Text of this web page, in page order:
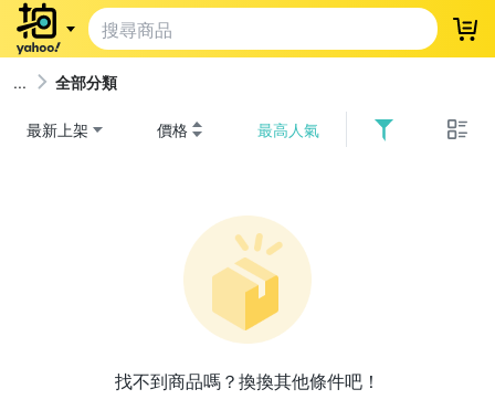
登
全部分類
最新上架 價格 最高人氣
找不到商品嗎？換換其他條件吧！